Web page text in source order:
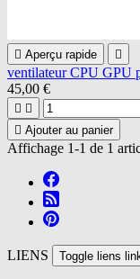
 Aperçu rapide 
ventilateur CPU GPU
45,00 €
 
 Ajouter au panier
Affichage 1-1 de 1
LIENS Toggle liens